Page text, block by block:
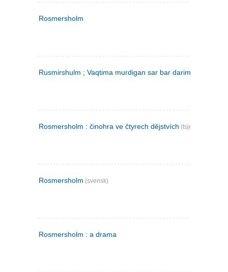
Rosmersholm
Rusmirshulm ; Vaqtima murdigan sar bar darim
Rosmersholm : činohra ve čtyrech dějstvích (tsjekkisk)
Rosmersholm (svensk)
Rosmersholm : a drama